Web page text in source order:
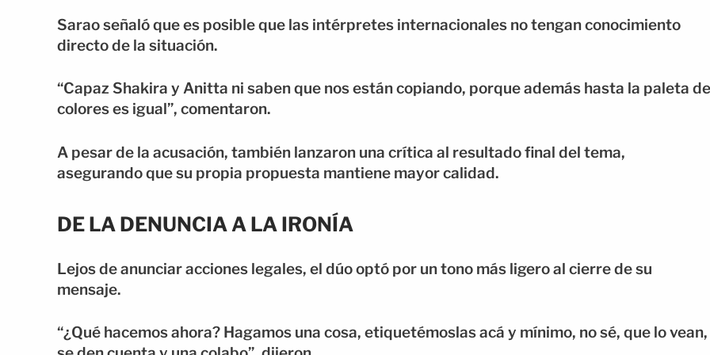
Sarao señaló que es posible que las intérpretes internacionales no tengan conocimiento
directo de la situación.
“Capaz Shakira y Anitta ni saben que nos están copiando, porque además hasta la paleta de
colores es igual”, comentaron.
A pesar de la acusación, también lanzaron una crítica al resultado final del tema,
asegurando que su propia propuesta mantiene mayor calidad.
DE LA DENUNCIA A LA IRONÍA
Lejos de anunciar acciones legales, el dúo optó por un tono más ligero al cierre de su
mensaje.
“¿Qué hacemos ahora? Hagamos una cosa, etiquetémoslas acá y mínimo, no sé, que lo vean,